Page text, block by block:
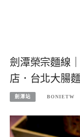
劍潭榮宗麵線
店．台北大腸
劍潭站 BONIETW